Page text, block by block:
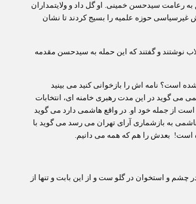
سابق به رعامت سیدحسن خمینی. او گل داد و ولایتمداران
غیرسیاسی حوزه علمیه را بسیج کردند تا نشان
نوشتند و گفتند که این حمله به سیدحسن مقدمه
است؟ نامه اش را بازخوانی کنید می بینید
می گوید در این مدت رهبری خامنه ای، انتخابات
است از جمله خود او. در واقع هاشمی دارد می گوید
به بازشماری آرای تهران می رسد می گوید با
چشم و استخوان در گلو ست و از این بابت و تنها از